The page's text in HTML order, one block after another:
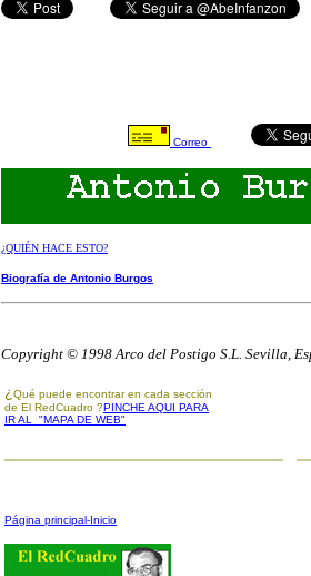
Correo
¿QUIÉN HACE ESTO?
Biografía de Antonio Burgos
Copyright © 1998 Arco del Postigo S.L. Sevilla,
¿ Qué puede encontrar en cada sección
de El RedCuadro ?PINCHE AQUI PARA
IR AL "MAPA DE WEB"
Página principal-Inicio